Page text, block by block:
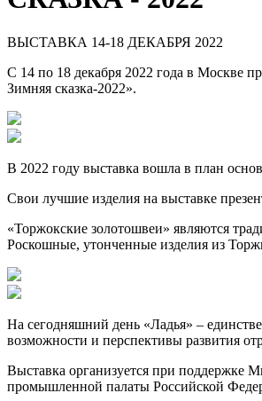
ВЫСТАВКА 14-18 ДЕКАБРЯ 2022
С 14 по 18 декабря 2022 года в Москве
Зимняя сказка-2022».
В 2022 году выставка вошла в план
Свои лучшие изделия на выставке
«Торжокские золотошвеи» являются
Роскошные, утонченные изделия из
На сегодняшний день «Ладья» –
возможности и перспективы развития
Выставка организуется при поддержке
промышленной палаты Российской